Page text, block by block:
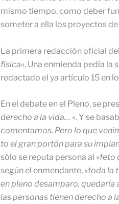
mismo tiempo, como deber
someter a ella los proyectos
La primera redacción oficial
física«. Una en­mienda pedía la
redactado el ya artículo 15 en
En el debate en el Pleno, se
derecho a la vida… «. Y se
comentamos. Pero lo que
to el gran portón para su
sólo se reputa persona al «feto
según el enmendante, «toda la
en pleno desamparo, queda­ría
las personas tienen derecho a